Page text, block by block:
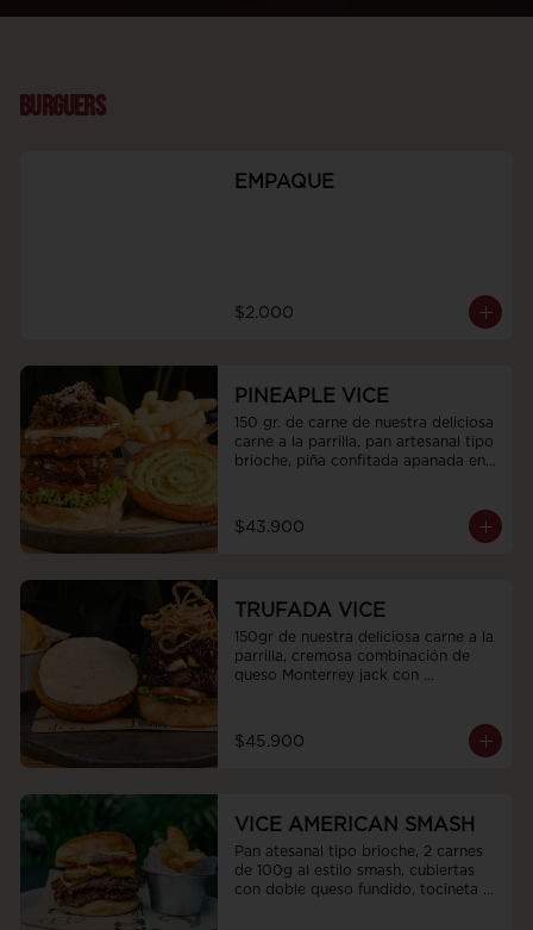
BURGUERS
EMPAQUE
$2.000
PINEAPLE VICE
150 gr. de carne de nuestra deliciosa
carne a la parrilla, pan artesanal tipo
brioche, piña confitada apanada en
y tocineta humada, acompañadas de
lechugas frescas y tomate terminada
$43.900
TRUFADA VICE
150gr de nuestra deliciosa carne a la
parrilla, cremosa combinación de
queso Monterrey jack con
toque dulce, tocineta ahumada en
trozos, pan artesanal tipo bríoche,
cebollas crocantes
$45.900
VICE AMERICAN SMASH
Pan atesanal tipo brioche, 2 carnes
de 100g al estilo smash, cubiertas
con doble queso fundido, tocineta